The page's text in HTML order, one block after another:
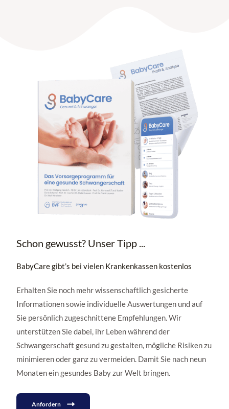
Schon gewusst? Unser Tipp ...
BabyCare gibt’s bei vielen Krankenkassen kostenlos
Erhalten Sie noch mehr wissenschaftlich gesicherte
Informationen sowie individuelle Auswertungen und auf
Sie persönlich zugeschnittene Empfehlungen. Wir
unterstützen Sie dabei, ihr Leben während der
Schwangerschaft gesund zu gestalten, mögliche Risiken zu
minimieren oder ganz zu vermeiden. Damit Sie nach neun
Monaten ein gesundes Baby zur Welt bringen.
Anfordern